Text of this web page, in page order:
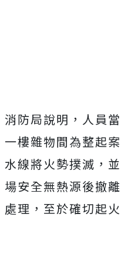
消防局說明，人員
一樓雜物間為整起
水線將火勢撲滅，
場安全無熱源後撤
處理，至於確切起